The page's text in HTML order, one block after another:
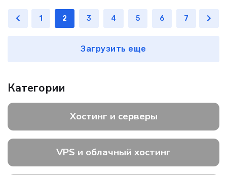
1 2 3 4 5 6 7
Загрузить еще
Категории
Хостинг и серверы
VPS и облачный хостинг